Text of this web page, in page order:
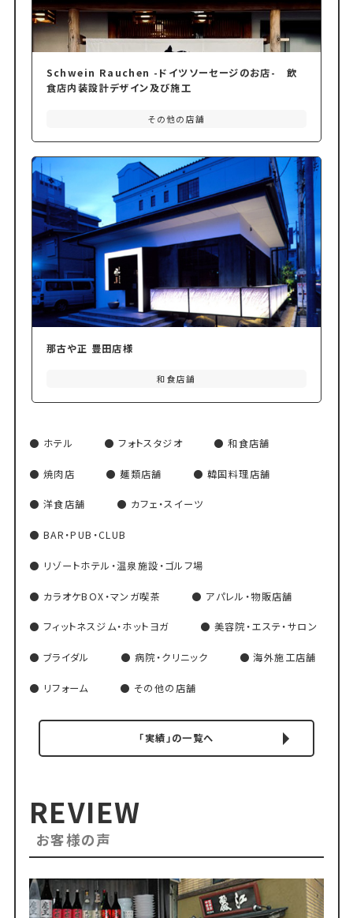
Schwein Rauchen -ドイツソーセージのお店- 飲
食店内装設計デザイン及び施工
その他の店舗
那古や正 豊田店様
和食店舗
ホテル フォトスタジオ 和食店舗
焼肉店 麺類店舗 韓国料理店舗
洋食店舗 カフェ・スイーツ
BAR・PUB・CLUB
リゾートホテル・温泉施設・ゴルフ場
カラオケBOX・マンガ喫茶 アパレル・物販店舗
フィットネスジム・ホットヨガ 美容院・エステ・サロン
ブライダル 病院・クリニック 海外施工店舗
リフォーム その他の店舗
「実績」の一覧へ
REVIEW
お客様の声